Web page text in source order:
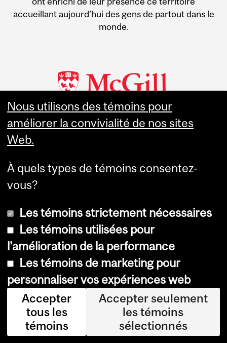
accueillant aujourd’hui des gens de partout dans le
monde.
Liens rapides
Admissions au BCL/JD
Admissions en droit - cycles
Secrétariat des études en
droit
Études supérieures en droit
Centre de développement
professionnel (droit)
Bibliothèque de droit
Nahum Gelber
Unités de recherche
Business Law Platform
Centre des politiques en
Centre Paul-André Crépeau
de droit privé et comparé
Centre sur les droits de la
personne et le pluralisme
juridique
Chaire Fortier en arbitrage
& droit commercial
Nous utilisons des témoins pour
améliorer la convivialité de nos sites
Web.
À quels types de témoins consentez-
vous?
Les témoins strictement nécessaires
Les témoins utilisées pour
l'amélioration de la performance
Les témoins de marketing pour
personnaliser vos expériences web
Accepter
tous les
témoins
Accepter seulement
les témoins
sélectionnés